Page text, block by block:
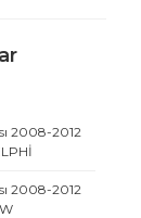
2008-2012
2008-2012